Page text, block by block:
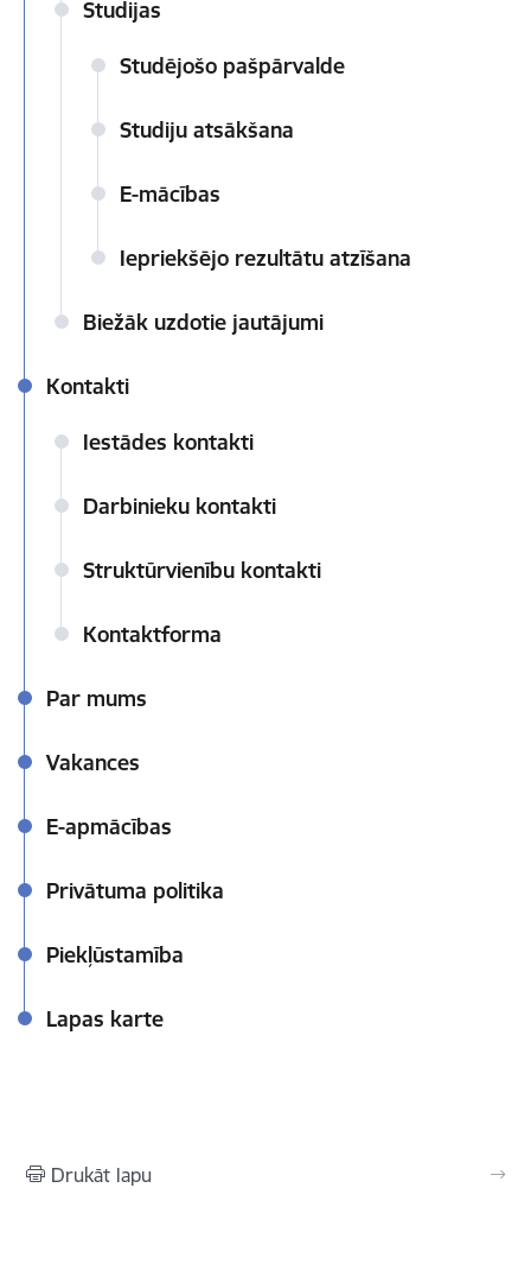
Studijas
Studējošo pašpārvalde
Studiju atsākšana
E-mācības
Iepriekšējo rezultātu atzīšana
Biežāk uzdotie jautājumi
Kontakti
Iestādes kontakti
Darbinieku kontakti
Struktūrvienību kontakti
Kontaktforma
Par mums
Vakances
E-apmācības
Privātuma politika
Piekļūstamība
Lapas karte
Drukāt lapu